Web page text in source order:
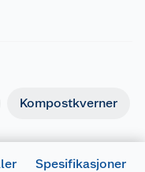
Kompostkverner
Spesifikasjoner